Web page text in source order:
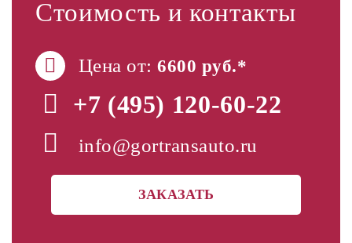
Стоимость и контакты
Цена от: 6600 руб.*
+7 (495) 120-60-22
info@gortransauto.ru
ЗАКАЗАТЬ